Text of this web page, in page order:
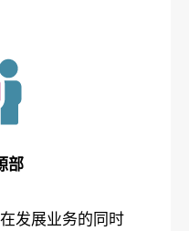
部
发展业务的同时